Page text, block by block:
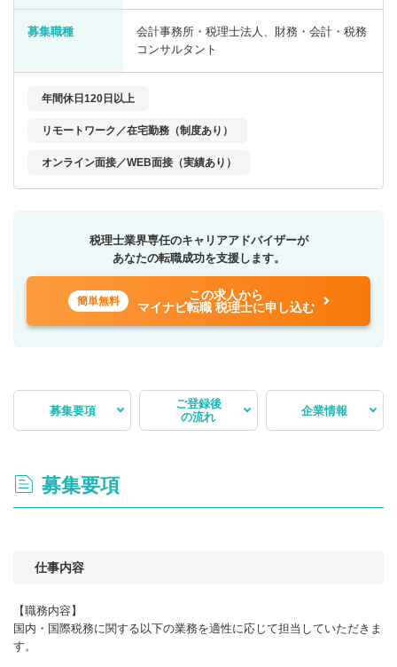
募集職種
会計事務所・税理士法人、財務・会計・税務
コンサルタント
年間休日120日以上
リモートワーク／在宅勤務（制度あり）
オンライン面接／WEB面接（実績あり）
税理士業界専任のキャリアアドバイザーが
あなたの転職成功を支援します。
簡単無料
この求人から
マイナビ転職 税理士に申し込む
募集要項
ご登録後
の流れ
企業情報
募集要項
仕事内容
【職務内容】
国内・国際税務に関する以下の業務を適性に応じて担当していただきま
す。